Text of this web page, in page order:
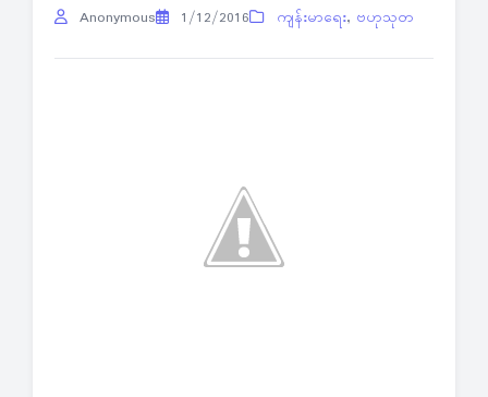
Anonymous 1/12/2016 ကျန်းမာရေး, ဗဟုသုတ